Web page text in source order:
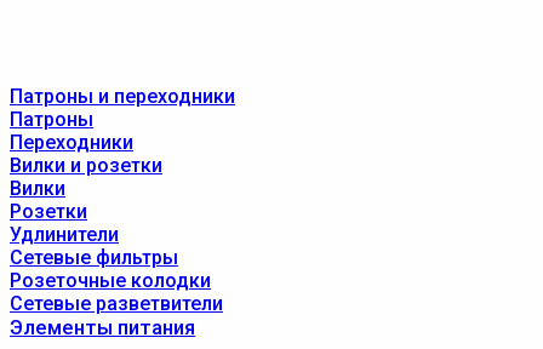
Патроны и переходники
Патроны
Переходники
Вилки и розетки
Вилки
Розетки
Удлинители
Сетевые фильтры
Розеточные колодки
Сетевые разветвители
Элементы питания